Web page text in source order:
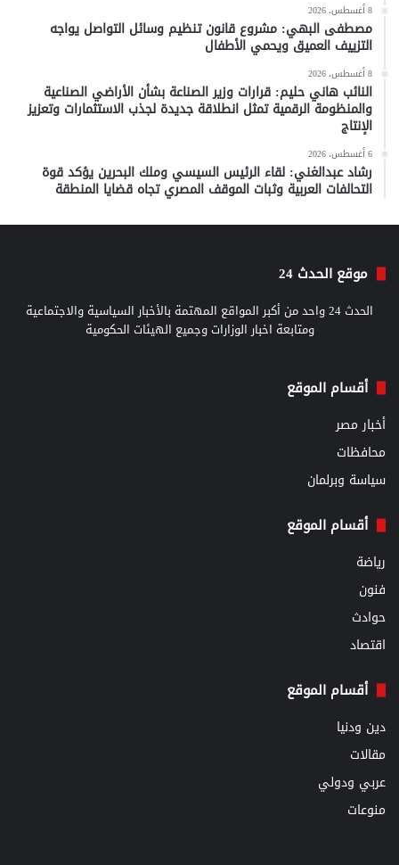
8 أغسطس، 2026
مصطفى البهي: مشروع قانون تنظيم وسائل التواصل يواجه
التزييف العميق ويحمي الأطفال
8 أغسطس، 2026
النائب هاني حليم: قرارات وزير الصناعة بشأن الأراضي الصناعية
والمنظومة الرقمية تمثل انطلاقة جديدة لجذب الاستثمارات وتعزيز
الإنتاج
6 أغسطس، 2026
رشاد عبدالغني: لقاء الرئيس السيسي وملك البحرين يؤكد قوة
التحالفات العربية وثبات الموقف المصري تجاه قضايا المنطقة
موقع الحدث 24
الحدث 24 واحد من أكبر المواقع المهتمة بالأخبار السياسية والاجتماعية
ومتابعة اخبار الوزارات وجميع الهيئات الحكومية
أقسام الموقع
أخبار مصر
محافظات
سياسة وبرلمان
أقسام الموقع
رياضة
فنون
حوادث
اقتصاد
أقسام الموقع
دين ودنيا
مقالات
عربي ودولي
منوعات